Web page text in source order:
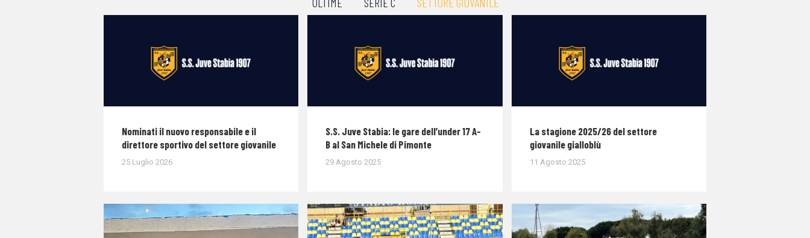
Nominati il nuovo responsabile e il
direttore sportivo del settore giovanile
25 Luglio 2026
S.S. Juve Stabia: le gare dell’under 17 A-
B al San Michele di Pimonte
29 Agosto 2025
La stagione 2025/26 del settore
giovanile gialloblù
11 Agosto 2025